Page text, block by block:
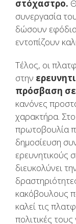
στόχαστρο.
συνεργασία
δώσουν
εντοπίζουν
Τέλος, οι
στην
πρόσβαση
κανόνες
χαρακτήρα.
πρωτοβουλία
δημοσίευση
ερευνητικούς
διευκολύνει
κακόβουλους
καλεί τις
πολιτικές τους